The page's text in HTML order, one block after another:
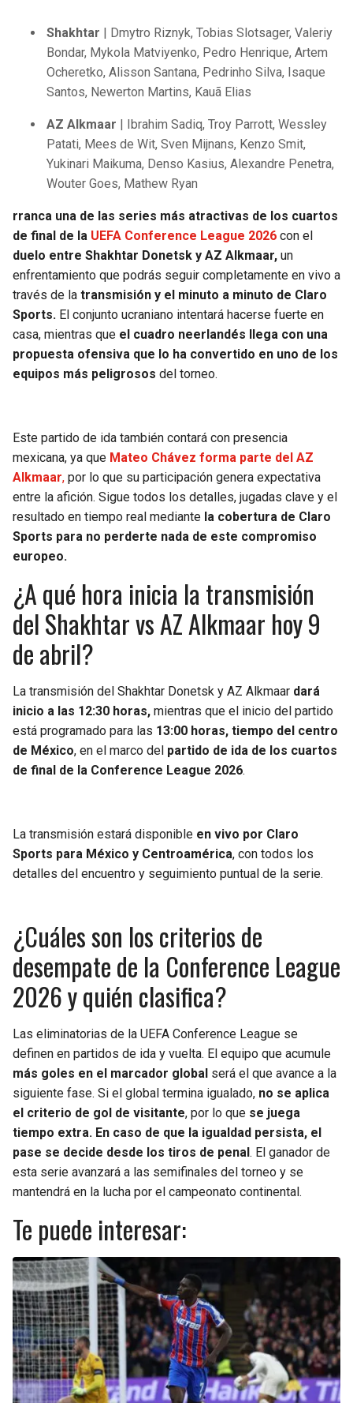
Shakhtar | Dmytro Riznyk, Tobias Slotsager, Valeriy
Bondar, Mykola Matviyenko, Pedro Henrique, Artem
Ocheretko, Alisson Santana, Pedrinho Silva, Isaque
Santos, Newerton Martins, Kauã Elias
AZ Alkmaar | Ibrahim Sadiq, Troy Parrott, Wessley
Patati, Mees de Wit, Sven Mijnans, Kenzo Smit,
Yukinari Maikuma, Denso Kasius, Alexandre Penetra,
Wouter Goes, Mathew Ryan
rranca una de las series más atractivas de los cuartos
de final de la UEFA Conference League 2026 con el
duelo entre Shakhtar Donetsk y AZ Alkmaar, un
enfrentamiento que podrás seguir completamente en vivo a
través de la transmisión y el minuto a minuto de Claro
Sports. El conjunto ucraniano intentará hacerse fuerte en
casa, mientras que el cuadro neerlandés llega con una
propuesta ofensiva que lo ha convertido en uno de los
equipos más peligrosos del torneo.
Este partido de ida también contará con presencia
mexicana, ya que Mateo Chávez forma parte del AZ
Alkmaar, por lo que su participación genera expectativa
entre la afición. Sigue todos los detalles, jugadas clave y el
resultado en tiempo real mediante la cobertura de Claro
Sports para no perderte nada de este compromiso
europeo.
¿A qué hora inicia la transmisión
del Shakhtar vs AZ Alkmaar hoy 9
de abril?
La transmisión del Shakhtar Donetsk y AZ Alkmaar dará
inicio a las 12:30 horas, mientras que el inicio del partido
está programado para las 13:00 horas, tiempo del centro
de México, en el marco del partido de ida de los cuartos
de final de la Conference League 2026.
La transmisión estará disponible en vivo por Claro
Sports para México y Centroamérica, con todos los
detalles del encuentro y seguimiento puntual de la serie.
¿Cuáles son los criterios de
desempate de la Conference League
2026 y quién clasifica?
Las eliminatorias de la UEFA Conference League se
definen en partidos de ida y vuelta. El equipo que acumule
más goles en el marcador global será el que avance a la
siguiente fase. Si el global termina igualado, no se aplica
el criterio de gol de visitante, por lo que se juega
tiempo extra. En caso de que la igualdad persista, el
pase se decide desde los tiros de penal . El ganador de
esta serie avanzará a las semifinales del torneo y se
mantendrá en la lucha por el campeonato continental.
Te puede interesar: